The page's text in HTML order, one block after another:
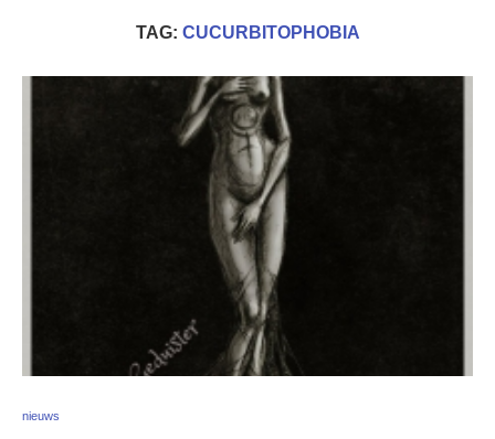
TAG: CUCURBITOPHOBIA
nieuws